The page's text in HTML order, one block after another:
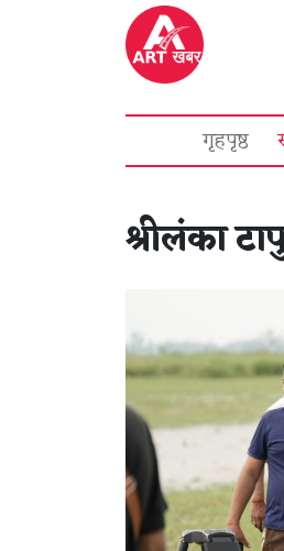
गृहपृष्ठ
श्रीलंका